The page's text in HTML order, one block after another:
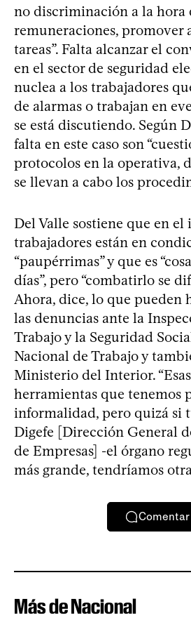
no discriminación a la hora
remuneraciones, promover
tareas”. Falta alcanzar el
en el sector de seguridad
nuclea a los trabajadores
de alarmas o trabajan en
se está discutiendo. Según
falta en este caso son
protocolos en la operativa,
se llevan a cabo los
Del Valle sostiene que en
trabajadores están en
“paupérrimas” y que es
días”, pero “combatirlo se
Ahora, dice, lo que pueden
las denuncias ante la
Trabajo y la Seguridad
Nacional de Trabajo y
Ministerio del Interior.
herramientas que tenemos
informalidad, pero quizá si
Digefe [Dirección General
de Empresas] -el órgano
más grande, tendríamos
Comentar
Más de Nacional